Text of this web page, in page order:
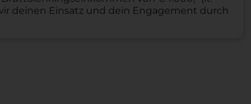
deinen Einsatz und dein Engagement durch